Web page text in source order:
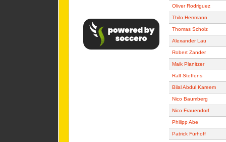
Oliver Rodriguez
Thilo Herrmann
Thomas Scholz
Alexander Lau
Robert Zander
Maik Planitzer
Ralf Steffens
Bilal Abdul Kareem
Nico Baumberg
Nico Frauendorf
Philipp Abe
Patrick Fürhoff